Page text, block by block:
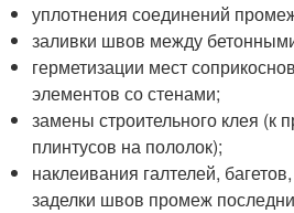
уплотнения соединений
заливки швов между
герметизации мест
элементов со стенами;
замены строительного клея (к
плинтусов на пололок);
наклеивания галтелей,
заделки швов промеж